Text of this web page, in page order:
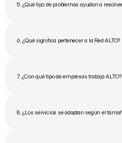
5. ¿Qué tipo de problemas ayudan a
6. ¿Qué significa pertenecer a la Red ALTO?
7. ¿Con qué tipo de empresas trabaja ALTO?
8. ¿Los servicios se adaptan según el